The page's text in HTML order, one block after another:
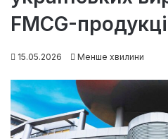
FMCG-
15.05.2026 Менше хвилини